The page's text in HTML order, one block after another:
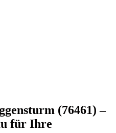
(76461) –
für Ihre